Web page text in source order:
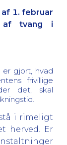
1. februar
af tvang i
gjort, hvad
frivillige
det, skal
i rimeligt
herved. Er